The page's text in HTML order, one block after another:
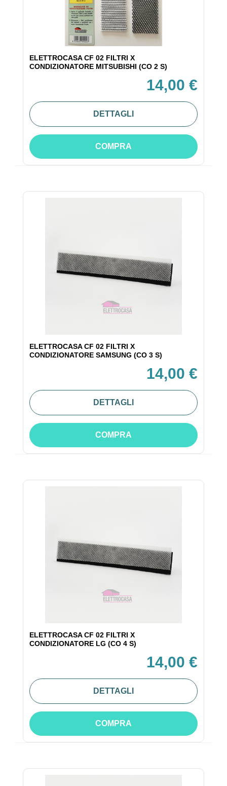
ELETTROCASA CF 02 FILTRI X
CONDIZIONATORE MITSUBISHI (CO 2 S)
14,00 €
DETTAGLI
COMPRA
ELETTROCASA CF 02 FILTRI X
CONDIZIONATORE SAMSUNG (CO 3 S)
14,00 €
DETTAGLI
COMPRA
ELETTROCASA CF 02 FILTRI X
CONDIZIONATORE LG (CO 4 S)
14,00 €
DETTAGLI
COMPRA